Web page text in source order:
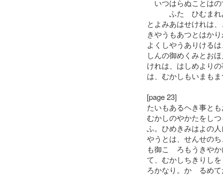
いつはらぬことは
ふたゝひむまれ
とよみあはせけれは
きやうもあつとはか
よくしやうありける
しんの御めくみとお
けれは、はしめより
は、むかしもいまも
[page 23]
たいもあるヘき事と
むかしのやかたをし
ふ。ひめきみはよの
やうとは、せんせの
も御こゝろもうきや
て、むかしちきりし
ろかなり。かゝるめ